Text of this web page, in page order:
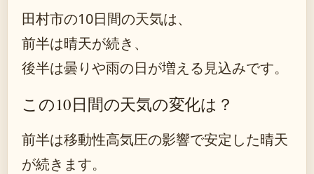
田村市の10日間の天気は、
前半は晴天が続き、
後半は曇りや雨の日が増える見込みです。
この10日間の天気の変化は？
前半は移動性高気圧の影響で安定した晴天
が続きます。